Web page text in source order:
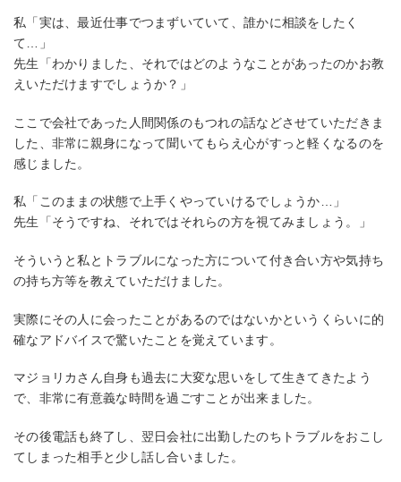
私「実は、最近仕事でつまずいていて、誰かに相談をしたく
て…」
先生「わかりました、それではどのようなことがあったのかお教
えいただけますでしょうか？」
ここで会社であった人間関係のもつれの話などさせていただきま
した、非常に親身になって聞いてもらえ心がすっと軽くなるのを
感じました。
私「このままの状態で上手くやっていけるでしょうか…」
先生「そうですね、それではそれらの方を視てみましょう。」
そういうと私とトラブルになった方について付き合い方や気持ち
の持ち方等を教えていただけました。
実際にその人に会ったことがあるのではないかというくらいに的
確なアドバイスで驚いたことを覚えています。
マジョリカさん自身も過去に大変な思いをして生きてきたよう
で、非常に有意義な時間を過ごすことが出来ました。
その後電話も終了し、翌日会社に出勤したのちトラブルをおこし
てしまった相手と少し話し合いました。